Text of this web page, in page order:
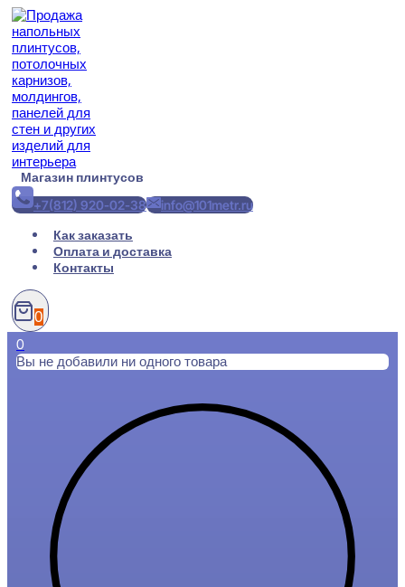
Перейти
содержимому
Магазин плинтусов
+7(812) 920-02-38
info@101metr.ru
Как заказать
Оплата и доставка
Контакты
0
0
Вы не добавили ни одного товара